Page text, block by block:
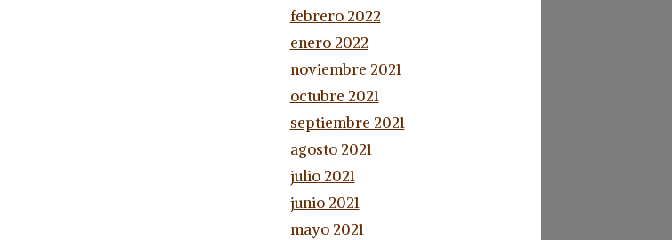
febrero 2022
enero 2022
noviembre 2021
octubre 2021
septiembre 2021
agosto 2021
julio 2021
junio 2021
mayo 2021